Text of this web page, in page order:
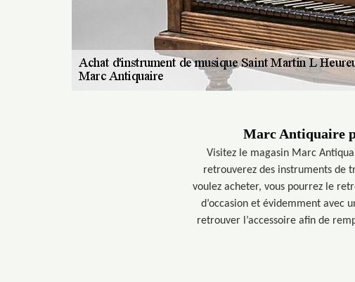
Marc Antiquaire
Visitez le magasin Marc
retrouverez des instruments de
voulez acheter, vous pourrez le
d’occasion et évidemment avec
retrouver l’accessoire afin de